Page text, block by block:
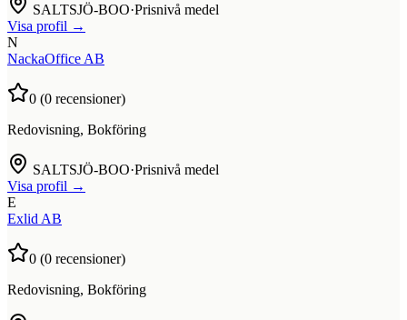
SALTSJÖ-BOO·Prisnivå medel
Visa profil →
N
NackaOffice AB
0 (0 recensioner)
Redovisning, Bokföring
SALTSJÖ-BOO·Prisnivå medel
Visa profil →
E
Exlid AB
0 (0 recensioner)
Redovisning, Bokföring